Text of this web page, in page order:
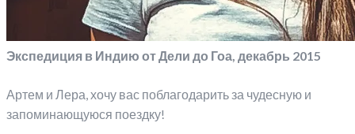
Экспедиция в Индию от Дели до Гоа, декабрь 2015
Артем и Лера, хочу вас поблагодарить за чудесную и
запоминающуюся поездку!